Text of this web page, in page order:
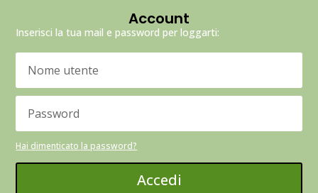
Account
Inserisci la tua mail e password per loggarti:
Hai dimenticato la password?
Accedi